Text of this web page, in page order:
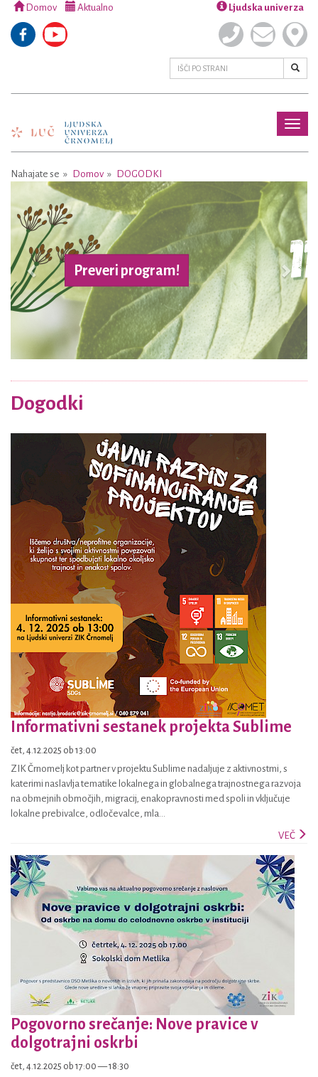
Domov Aktualno Ljudska univerza
Nahajate se Domov DOGODKI
Preveri program!
Previous Next
Dogodki
Informativni sestanek projekta Sublime
čet, 4.12.2025 ob 13:00
ZIK Črnomelj kot partner v projektu Sublime nadaljuje z aktivnostmi, s
katerimi naslavlja tematike lokalnega in globalnega trajnostnega razvoja
na obmejnih območjih, migracij, enakopravnosti med spoli in vključuje
lokalne prebivalce, odločevalce, mla...
VEČ
Pogovorno srečanje: Nove pravice v
dolgotrajni oskrbi
čet, 4.12.2025 ob 17:00 — 18:30